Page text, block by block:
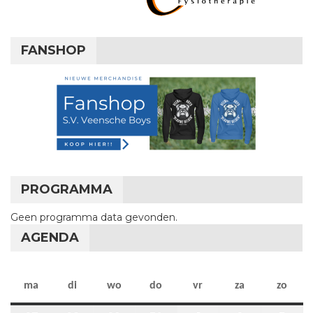
FANSHOP
PROGRAMMA
Geen programma data gevonden.
AGENDA
ma maandag
di dinsdag
wo woensdag
do donderdag
vr vrijdag
za zaterdag
zo